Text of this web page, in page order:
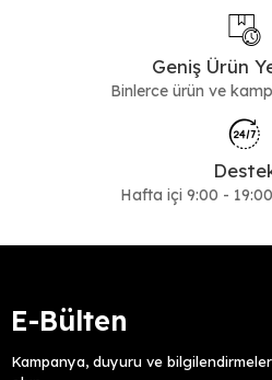
Geniş Ürün
Binlerce ürün ve
Hafta içi 9:00 -
E-Bülten
Kampanya, duyuru ve